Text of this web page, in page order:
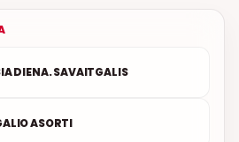
DIENA. SAVAITGALIS
ASORTI